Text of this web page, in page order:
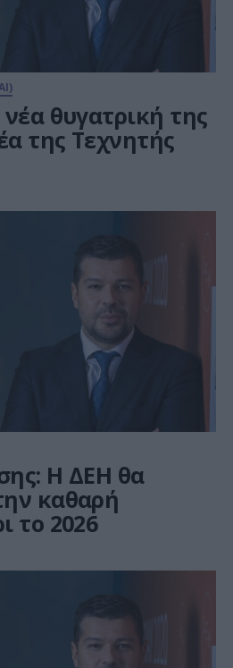
θυγατρική της
της Τεχνητής
Η ΔΕΗ θα
καθαρή
το 2026